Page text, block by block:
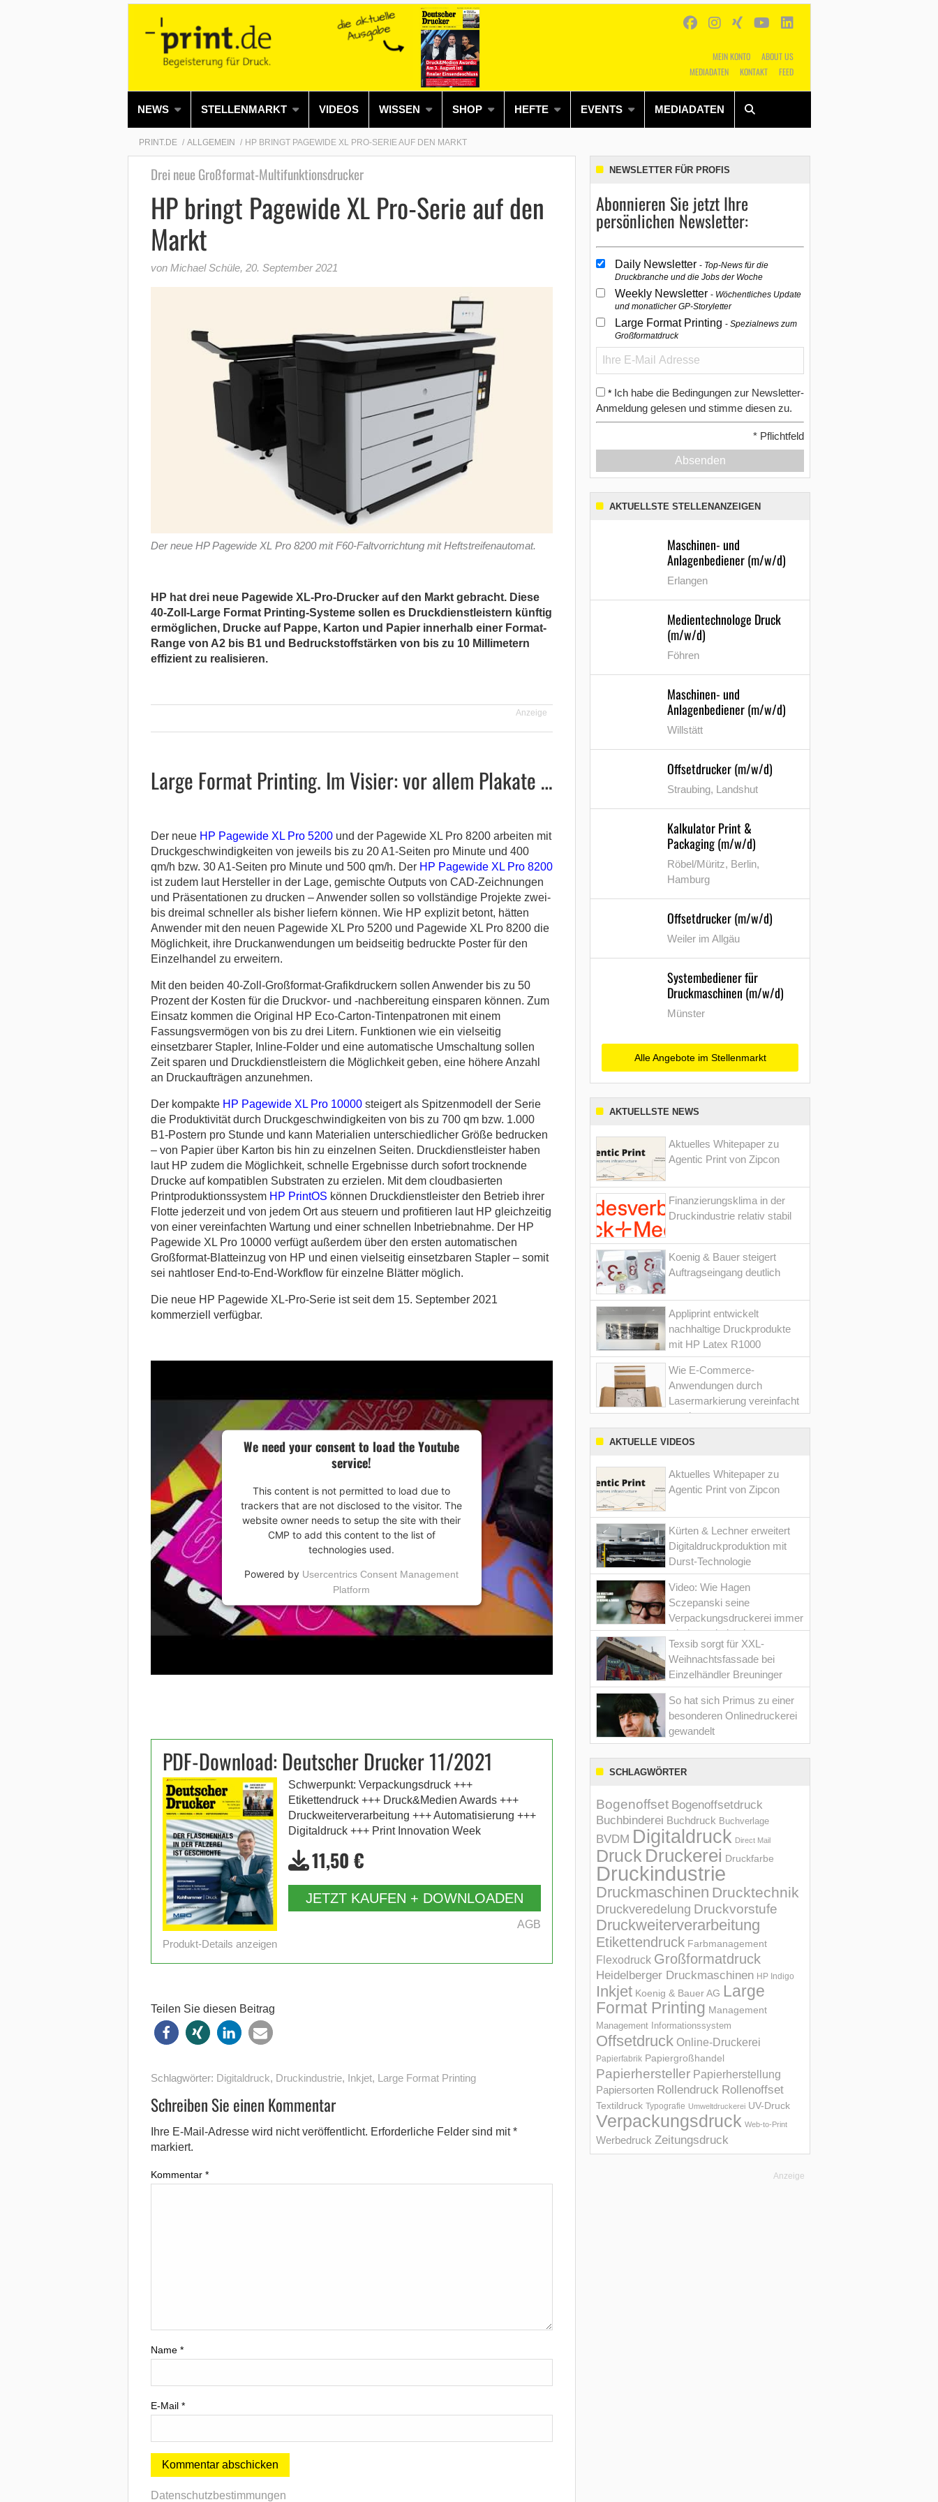
MEIN KONTO
ABOUT US
MEDIADATEN
KONTAKT FEED
NEWS STELLENMARKT VIDEOS WISSEN SHOP HEFTE EVENTS MEDIADATEN
Alles Shop SUCHEN
PRINT.DE ALLGEMEIN HP BRINGT PAGEWIDE XL PRO-SERIE AUF DEN MARKT
Drei neue Großformat-Multifunktionsdrucker
HP bringt Pagewide XL Pro-Serie auf den
Markt
von Michael Schüle, 20. September 2021
Der neue HP Pagewide XL Pro 8200 mit F60-Faltvorrichtung mit Heftstreifenautomat.
HP hat drei neue Pagewide XL-Pro-Drucker auf den Markt gebracht. Diese
40-Zoll-Large Format Printing-Systeme sollen es Druckdienstleistern künftig
ermöglichen, Drucke auf Pappe, Karton und Papier innerhalb einer Format-
Range von A2 bis B1 und Bedruckstoffstärken von bis zu 10 Millimetern
effizient zu realisieren.
Anzeige
Large Format Printing. Im Visier: vor allem Plakate …
Der neue HP Pagewide XL Pro 5200und der Pagewide XL Pro 8200 arbeiten mit
Druckgeschwindigkeiten von jeweils bis zu 20 A1-Seiten pro Minute und 400
qm/h bzw. 30 A1-Seiten pro Minute und 500 qm/h. Der HP Pagewide XL Pro 8200
ist zudem laut Hersteller in der Lage, gemischte Outputs von CAD-Zeichnungen
und Präsentationen zu drucken – Anwender sollen so vollständige Projekte zwei-
bis dreimal schneller als bisher liefern können. Wie HP explizit betont, hätten
Anwender mit den neuen Pagewide XL Pro 5200 und Pagewide XL Pro 8200 die
Möglichkeit, ihre Druckanwendungen um beidseitig bedruckte Poster für den
Einzelhandel zu erweitern.
Mit den beiden 40-Zoll-Großformat-Grafikdruckern sollen Anwender bis zu 50
Prozent der Kosten für die Druckvor- und -nachbereitung einsparen können. Zum
Einsatz kommen die Original HP Eco-Carton-Tintenpatronen mit einem
Fassungsvermögen von bis zu drei Litern. Funktionen wie ein vielseitig
einsetzbarer Stapler, Inline-Folder und eine automatische Umschaltung sollen
Zeit sparen und Druckdienstleistern die Möglichkeit geben, eine höhere Anzahl
an Druckaufträgen anzunehmen.
Der kompakte HP Pagewide XL Pro 10000steigert als Spitzenmodell der Serie
die Produktivität durch Druckgeschwindigkeiten von bis zu 700 qm bzw. 1.000
B1-Postern pro Stunde und kann Materialien unterschiedlicher Größe bedrucken
– von Papier über Karton bis hin zu einzelnen Seiten. Druckdienstleister haben
laut HP zudem die Möglichkeit, schnelle Ergebnisse durch sofort trocknende
Drucke auf kompatiblen Substraten zu erzielen. Mit dem cloudbasierten
Printproduktionssystem HP PrintOS können Druckdienstleister den Betrieb ihrer
Flotte jederzeit und von jedem Ort aus steuern und profitieren laut HP gleichzeitig
von einer vereinfachten Wartung und einer schnellen Inbetriebnahme. Der HP
Pagewide XL Pro 10000 verfügt außerdem über den ersten automatischen
Großformat-Blatteinzug von HP und einen vielseitig einsetzbaren Stapler – somit
sei nahtloser End-to-End-Workflow für einzelne Blätter möglich.
Die neue HP Pagewide XL-Pro-Serie ist seit dem 15. September 2021
kommerziell verfügbar.
We need your consent to load the Youtube
service!
This content is not permitted to load due to
trackers that are not disclosed to the visitor. The
website owner needs to setup the site with their
CMP to add this content to the list of
technologies used.
Powered by Usercentrics Consent Management
Platform
PDF-Download: Deutscher Drucker 11/2021
Produkt-Details anzeigen
Schwerpunkt: Verpackungsdruck +++
Etikettendruck +++ Druck&Medien Awards +++
Druckweiterverarbeitung +++ Automatisierung +++
Digitaldruck +++ Print Innovation Week
11,50 €
JETZT KAUFEN + DOWNLOADEN
AGB
Teilen Sie diesen Beitrag
Schlagwörter: Digitaldruck, Druckindustrie, Inkjet, Large Format Printing
Schreiben Sie einen Kommentar
Ihre E-Mail-Adresse wird nicht veröffentlicht. Erforderliche Felder sind mit*
markiert.
Kommentar *
Name *
E-Mail *
Datenschutzbestimmungen
NEWSLETTER FÜR PROFIS
Abonnieren Sie jetzt Ihre
persönlichen Newsletter:
Daily Newsletter Top-News für die
Druckbranche und die Jobs der Woche
Weekly Newsletter Wöchentliches Update
und monatlicher GP-Storyletter
Large Format Printing Spezialnews zum
Großformatdruck
* Ich habe die Bedingungen zur Newsletter-
Anmeldung gelesen und stimme diesen zu.
* Pflichtfeld
Absenden
AKTUELLSTE STELLENANZEIGEN
Maschinen- und
Anlagenbediener (m/w/d)
Erlangen
Medientechnologe Druck
(m/w/d)
Föhren
Maschinen- und
Anlagenbediener (m/w/d)
Willstätt
Offsetdrucker (m/w/d)
Straubing, Landshut
Kalkulator Print &
Packaging (m/w/d)
Röbel/Müritz, Berlin,
Hamburg
Offsetdrucker (m/w/d)
Weiler im Allgäu
Systembediener für
Druckmaschinen (m/w/d)
Münster
Alle Angebote im Stellenmarkt
AKTUELLSTE NEWS
Aktuelles Whitepaper zu
Agentic Print von Zipcon
Finanzierungsklima in der
Druckindustrie relativ stabil
Koenig & Bauer steigert
Auftragseingang deutlich
Appliprint entwickelt
nachhaltige Druckprodukte
mit HP Latex R1000
Wie E-Commerce-
Anwendungen durch
Lasermarkierung vereinfacht
werden
AKTUELLE VIDEOS
Aktuelles Whitepaper zu
Agentic Print von Zipcon
Kürten & Lechner erweitert
Digitaldruckproduktion mit
Durst-Technologie
Video: Wie Hagen
Sczepanski seine
Verpackungsdruckerei immer
wieder optimiert hat
Texsib sorgt für XXL-
Weihnachtsfassade bei
Einzelhändler Breuninger
So hat sich Primus zu einer
besonderen Onlinedruckerei
gewandelt
SCHLAGWÖRTER
Bogenoffset Bogenoffsetdruck
Buchbinderei Buchdruck Buchverlage
BVDM Digitaldruck Direct Mail
Druck Druckerei Druckfarbe
Druckindustrie
Druckmaschinen Drucktechnik
Druckveredelung Druckvorstufe
Druckweiterverarbeitung
Etikettendruck Farbmanagement
Flexodruck Großformatdruck
Heidelberger Druckmaschinen HP Indigo
Inkjet Koenig & Bauer AG Large
Format Printing Management
Management Informations­system
Offsetdruck Online-Druckerei
Papierfabrik Papiergroßhandel
Papierhersteller Papierherstellung
Papiersorten Rollendruck Rollenoffset
Textildruck Typografie Umweltdruckerei UV-Druck
Verpackungsdruck Web-to-Print
Werbedruck Zeitungsdruck
Anzeige